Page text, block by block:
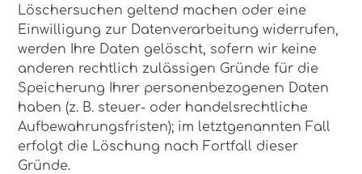
Löschersuchen geltend machen oder eine
Einwilligung zur Datenverarbeitung widerrufen,
werden Ihre Daten gelöscht, sofern wir keine
anderen rechtlich zulässigen Gründe für die
Speicherung Ihrer personenbezogenen Daten
haben (z. B. steuer- oder handelsrechtliche
Aufbewahrungsfristen); im letztgenannten Fall
erfolgt die Löschung nach Fortfall dieser
Gründe.